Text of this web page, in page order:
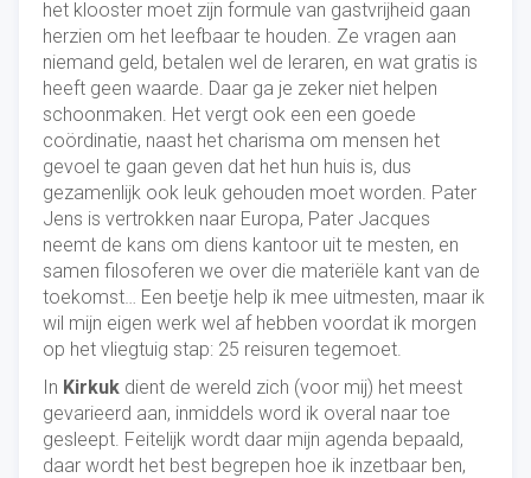
het klooster moet zijn formule van gastvrijheid gaan
herzien om het leefbaar te houden. Ze vragen aan
niemand geld, betalen wel de leraren, en wat gratis is
heeft geen waarde. Daar ga je zeker niet helpen
schoonmaken. Het vergt ook een een goede
coördinatie, naast het charisma om mensen het
gevoel te gaan geven dat het hun huis is, dus
gezamenlijk ook leuk gehouden moet worden. Pater
Jens is vertrokken naar Europa, Pater Jacques
neemt de kans om diens kantoor uit te mesten, en
samen filosoferen we over die materiële kant van de
toekomst… Een beetje help ik mee uitmesten, maar ik
wil mijn eigen werk wel af hebben voordat ik morgen
op het vliegtuig stap: 25 reisuren tegemoet.
In Kirkuk dient de wereld zich (voor mij) het meest
gevarieerd aan, inmiddels word ik overal naar toe
gesleept. Feitelijk wordt daar mijn agenda bepaald,
daar wordt het best begrepen hoe ik inzetbaar ben,